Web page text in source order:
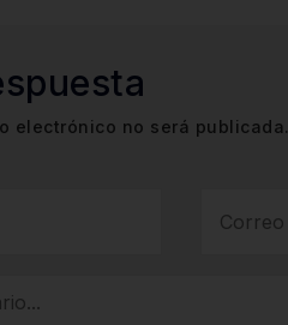
electrónico no será publicada.